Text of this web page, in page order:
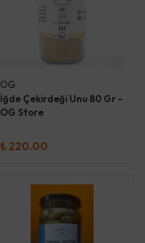
OG
İğde Çekirdeği Unu 80 Gr -
OG Store
₺ 220.00